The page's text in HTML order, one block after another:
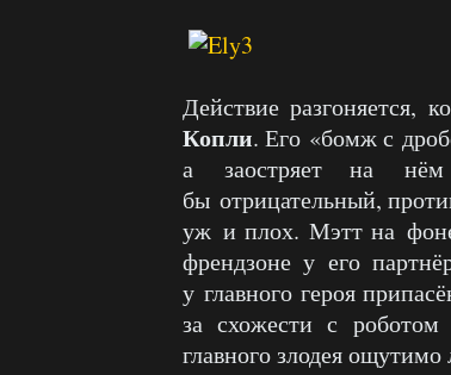
Действие разгоняется,
Копли. Его «бомж с
а заостряет на
бы отрицательный,
уж и плох. Мэтт на
френдзоне у его
у главного героя
за схожести с
главного злодея